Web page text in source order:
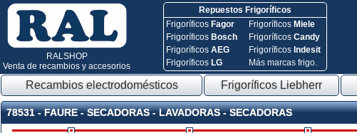
RALSHOP
Venta de recambios y accesorios
Repuestos Frigoríficos
Frigoríficos Fagor
Frigoríficos Bosch
FrigoríficosAEG
Frigoríficos LG
Frigoríficos Miele
FrigoríficosCandy
Frigoríficos Indesit
Más marcas frigo.
Recambios electrodomésticos Frigoríficos Liebherr
78531 - FAURE - SECADORAS - LAVADORAS - SECADORAS